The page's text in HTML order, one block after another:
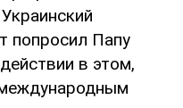
попросил Папу
в этом,